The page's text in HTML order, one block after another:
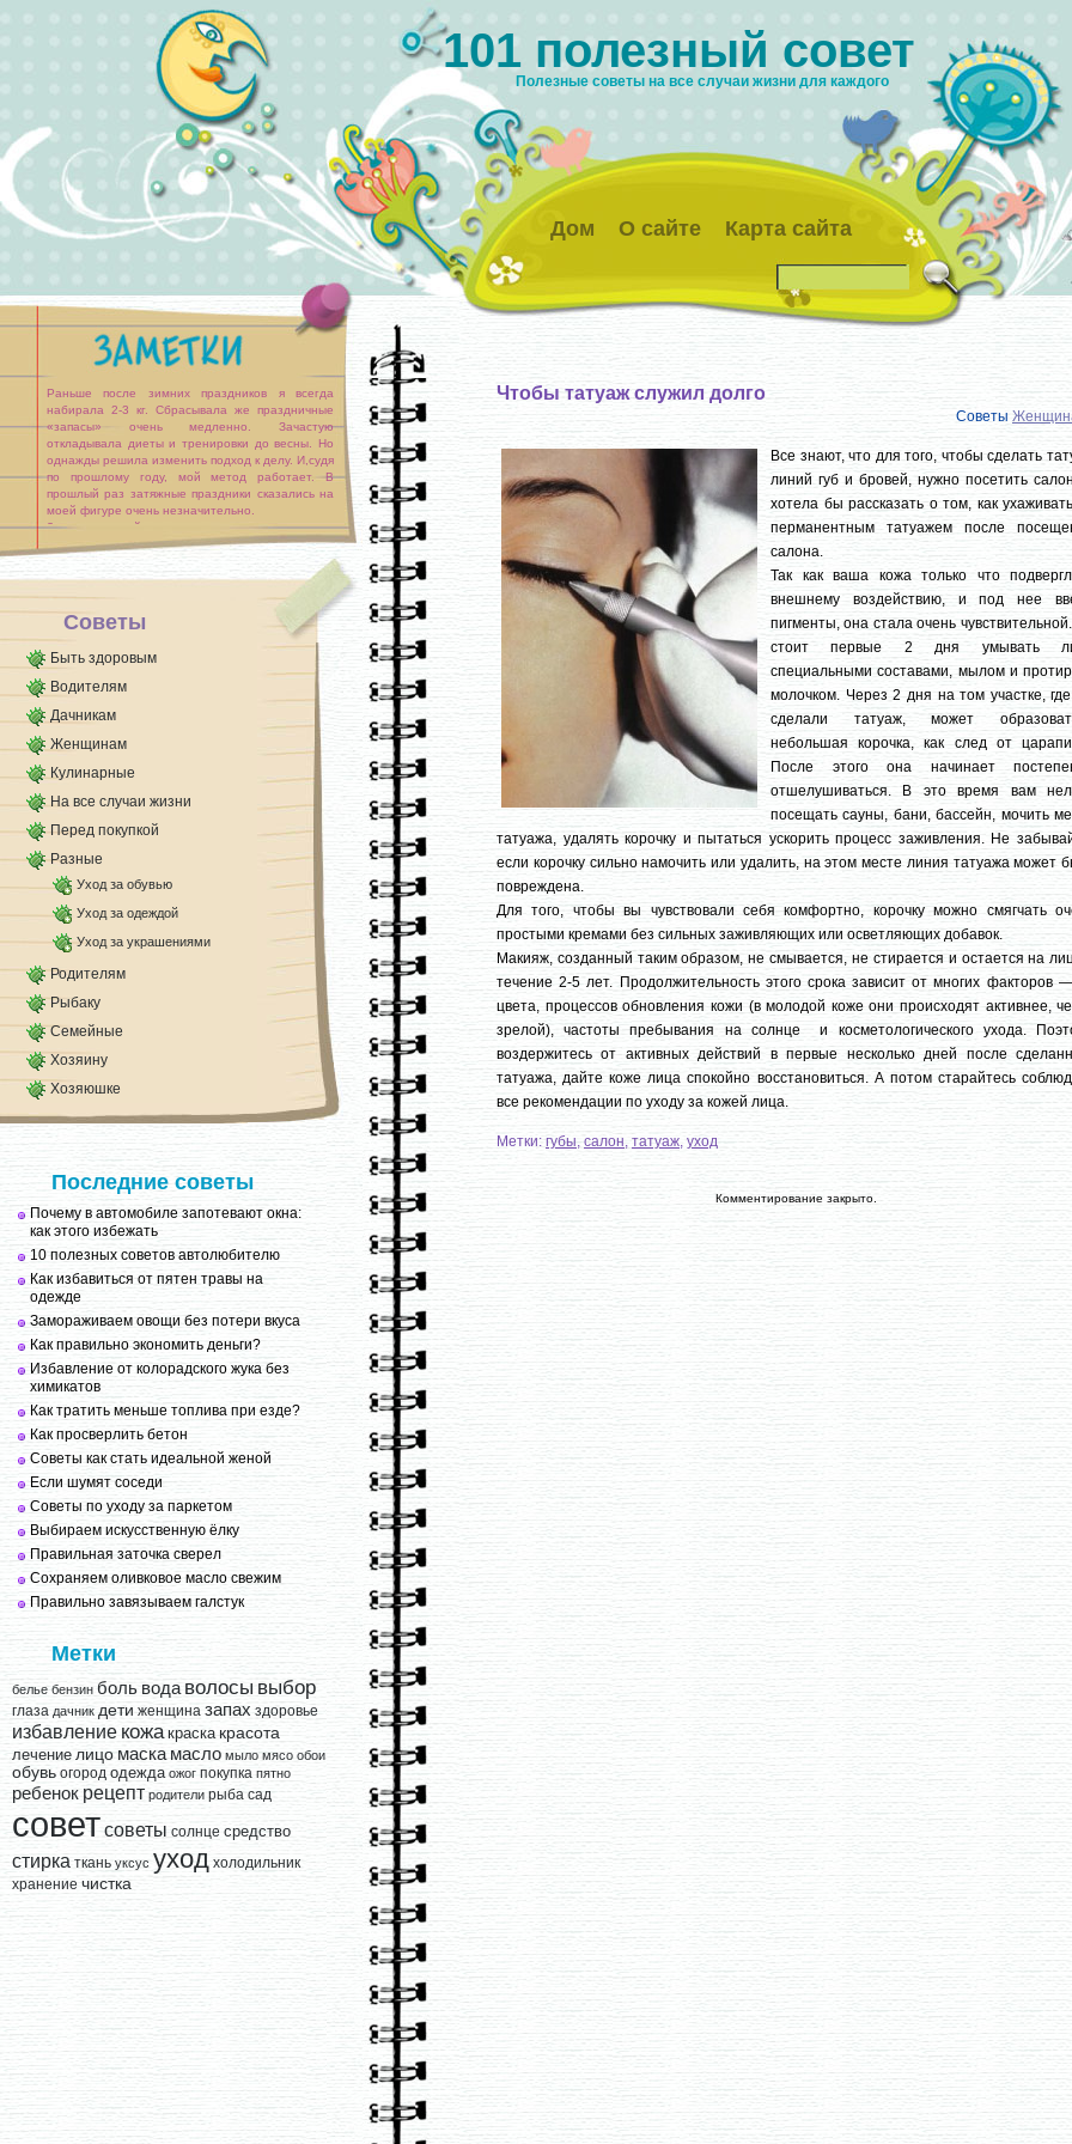
101 полезный совет
Полезные советы на все случаи жизни для каждого
Дом О сайте Карта сайта
Раньше после зимних праздников я всегда
набирала 2-3 кг. Сбрасывала же праздничные
«запасы» очень медленно. Зачастую
откладывала диеты и тренировки до весны. Но
однажды решила изменить подход к делу. И,судя
по прошлому году, мой метод работает. В
прошлый раз затяжные праздники сказались на
моей фигуре очень незначительно.
За праздничный стол я стараюсь не садиться на
голодный [...]
Советы
Быть здоровым
Водителям
Дачникам
Женщинам
Кулинарные
На все случаи жизни
Перед покупкой
Разные
Уход за обувью
Уход за одеждой
Уход за украшениями
Родителям
Рыбаку
Семейные
Хозяину
Хозяюшке
Последние советы
Почему в автомобиле запотевают окна:
как этого избежать
10 полезных советов автолюбителю
Как избавиться от пятен травы на
одежде
Замораживаем овощи без потери вкуса
Как правильно экономить деньги?
Избавление от колорадского жука без
химикатов
Как тратить меньше топлива при езде?
Как просверлить бетон
Советы как стать идеальной женой
Если шумят соседи
Советы по уходу за паркетом
Выбираем искусственную ёлку
Правильная заточка сверел
Сохраняем оливковое масло свежим
Правильно завязываем галстук
Метки
белье бензин боль вода волосы выбор
глаза дачник дети женщина запах здоровье
избавление кожа краска красота
лечение лицо маска масло мыло мясо обои
обувь огород одежда ожог покупка пятно
ребенок рецепт родители рыба сад
советсоветы солнце средство
стирка ткань уксус уход холодильник
хранение чистка
Чтобы татуаж служил долго
Советы
Все знают, что для того, чтобы сделать
линий губ и бровей, нужно посетить
хотела бы рассказать о том, как
перманентным татуажем после
салона.
Так как ваша кожа только что
внешнему воздействию, и под нее
пигменты, она стала очень
стоит первые 2 дня умывать
специальными составами, мылом и
молочком. Через 2 дня на том участке,
сделали татуаж, может
небольшая корочка, как след от
После этого она начинает
отшелушиваться. В это время вам
посещать сауны, бани, бассейн, мочить
татуажа, удалять корочку и пытаться ускорить процесс заживления. Не
если корочку сильно намочить или удалить, на этом месте линия татуажа может
повреждена.
Для того, чтобы вы чувствовали себя комфортно, корочку можно смягчать
простыми кремами без сильных заживляющих или осветляющих добавок.
Макияж, созданный таким образом, не смывается, не стирается и остается на
течение 2-5 лет. Продолжительность этого срока зависит от многих факторов
цвета, процессов обновления кожи (в молодой коже они происходят активнее,
зрелой), частоты пребывания на солнце и косметологического ухода.
воздержитесь от активных действий в первые несколько дней после
татуажа, дайте коже лица спокойно восстановиться. А потом старайтесь
все рекомендации по уходу за кожей лица.
Метки: губы,салон, татуаж, уход
Комментирование закрыто.